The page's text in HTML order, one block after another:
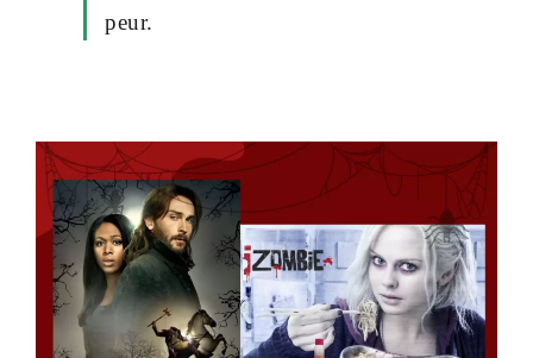
peur.